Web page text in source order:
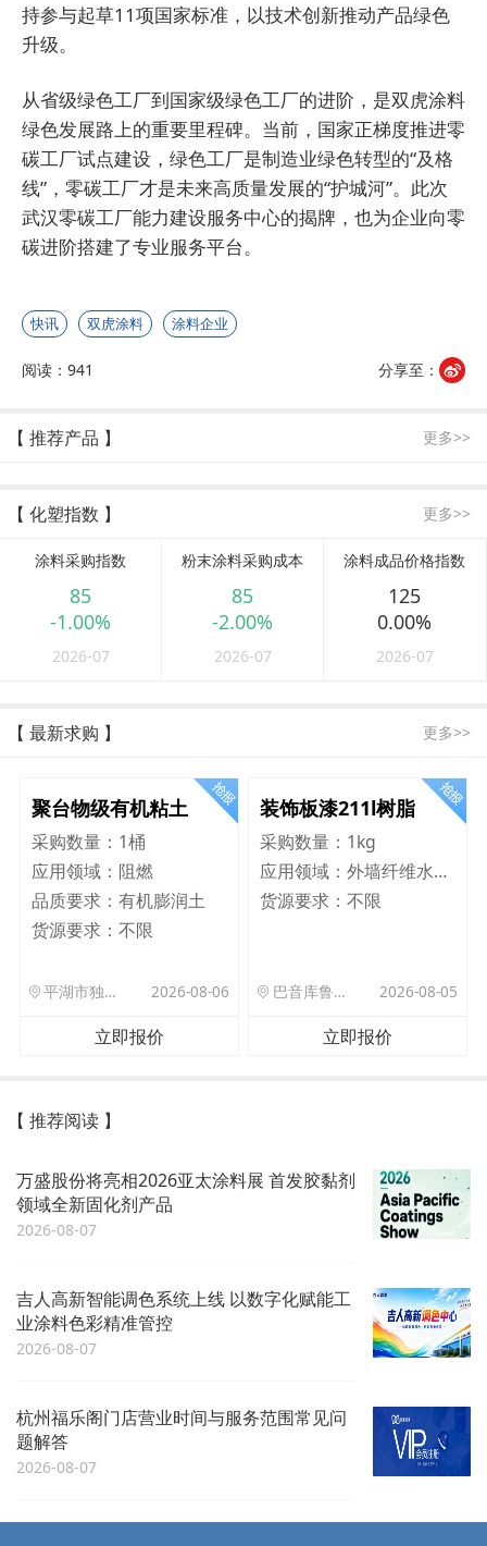
持参与起草11项国家标准，以技术创新推动产品绿色
升级。
从省级绿色工厂到国家级绿色工厂的进阶，是双虎涂料
绿色发展路上的重要里程碑。当前，国家正梯度推进零
碳工厂试点建设，绿色工厂是制造业绿色转型的“及格
线”，零碳工厂才是未来高质量发展的“护城河”。此次
武汉零碳工厂能力建设服务中心的揭牌，也为企业向零
碳进阶搭建了专业服务平台。
快讯 双虎涂料 涂料企业
阅读：941 分享至：
【 推荐产品 】 更多>>
【 化塑指数 】 更多>>
涂料采购指数
85
-1.00%
2026-07
粉末涂料采购成本
85
-2.00%
2026-07
涂料成品价格指数
125
0.00%
2026-07
【 最新求购 】 更多>>
聚台物级有机粘土
采购数量： 1桶
应用领域： 阻燃
品质要求： 有机膨润土
货源要求： 不限
平湖市独山港镇集港路 589 号 2026-08-06
立即报价
装饰板漆211l树脂
采购数量： 1kg
应用领域：
外墙纤维水泥板
货源要求：不限
巴音库鲁提镇,托帕口岸六号库房 2026-08-05
立即报价
【 推荐阅读 】
万盛股份将亮相2026亚太涂料展 首发胶黏剂
领域全新固化剂产品
2026-08-07
吉人高新智能调色系统上线 以数字化赋能工
业涂料色彩精准管控
2026-08-07
杭州福乐阁门店营业时间与服务范围常见问
题解答
2026-08-07